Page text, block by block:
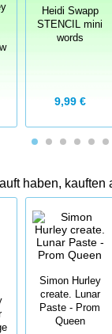
Heidi Swapp
STENCIL mini
words
9,99 €
haben, kauften
Simon Hurley
create. Lunar
Paste - Prom
Queen